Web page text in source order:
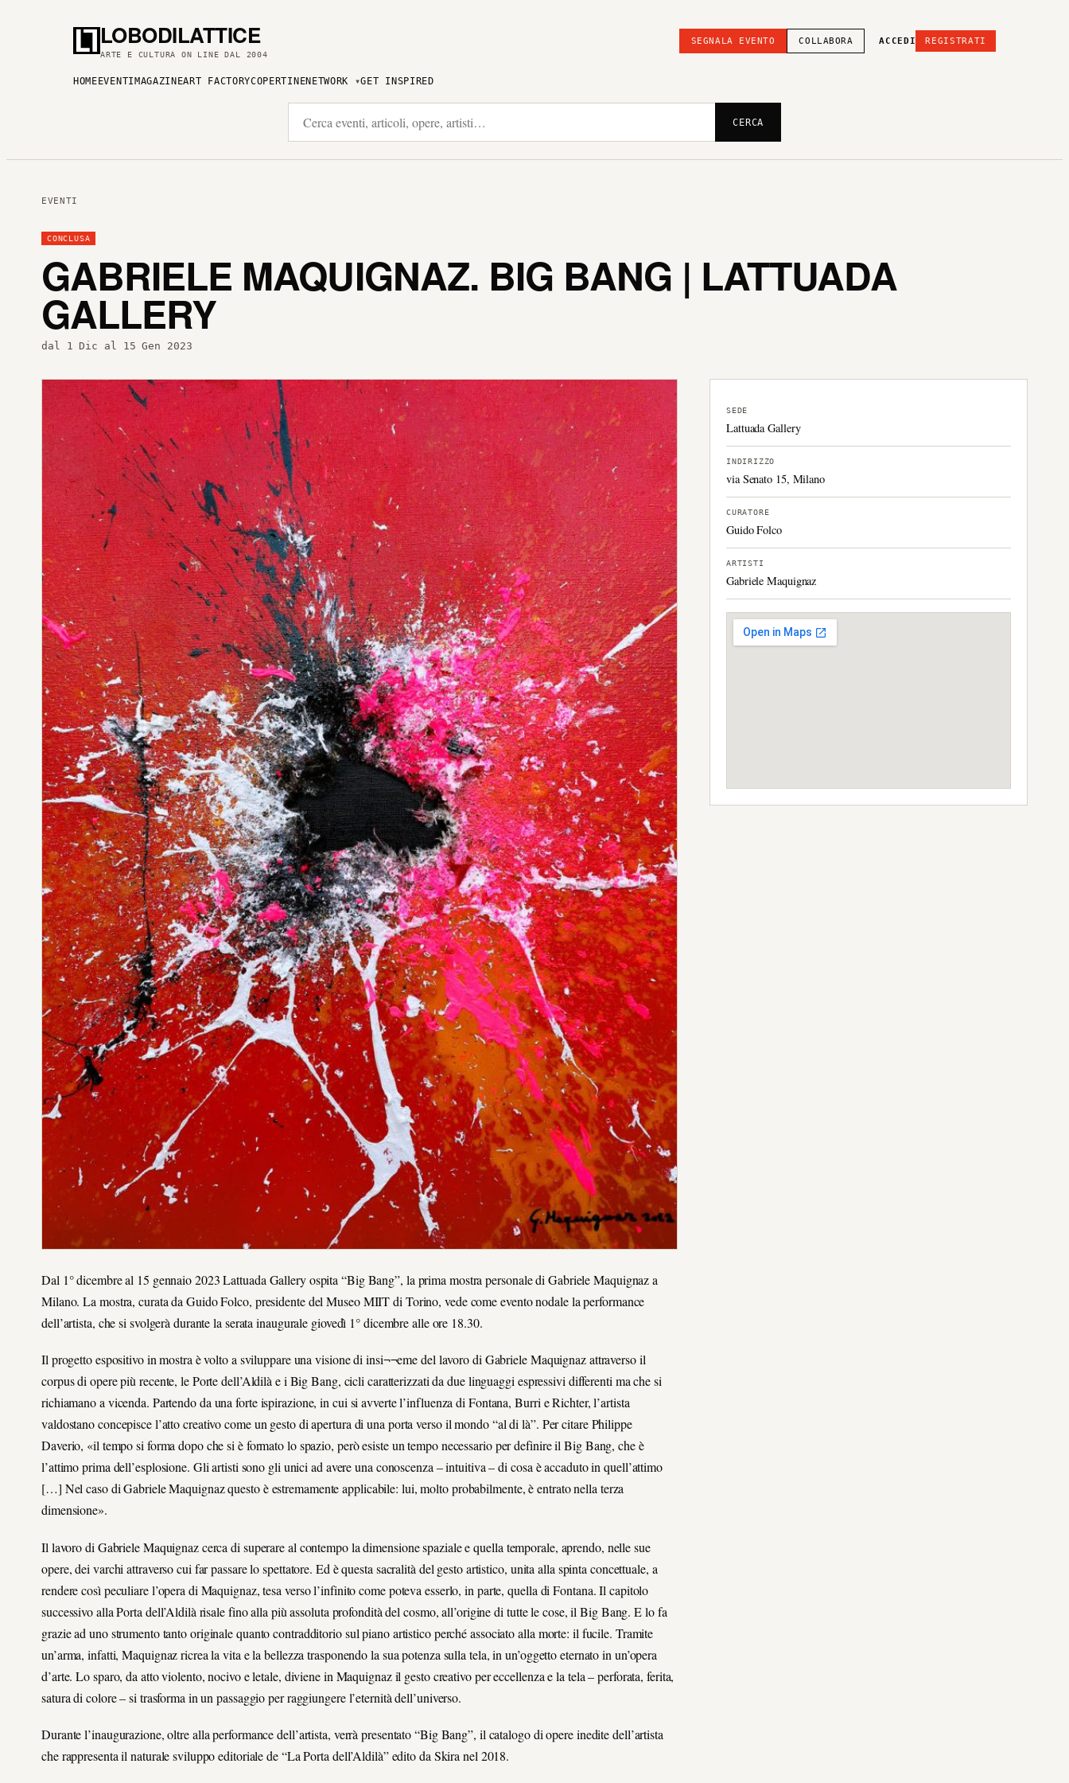
LOBODILATTICE
ARTE E CULTURA ON LINE DAL 2004
SEGNALA EVENTO COLLABORA ACCEDI REGISTRATI
HOME EVENTI MAGAZINEART FACTORYCOPERTINENETWORK GET INSPIRED
CERCA
EVENTI
CONCLUSA
GABRIELE MAQUIGNAZ. BIG BANG | LATTUADA
GALLERY
dal 1 Dic al 15 Gen 2023
Dal 1° dicembre al 15 gennaio 2023 Lattuada Gallery ospita “Big Bang”, la prima mostra personale di Gabriele Maquignaz a
Milano. La mostra, curata da Guido Folco, presidente del Museo MIIT di Torino, vede come evento nodale la performance
dell’artista, che si svolgerà durante la serata inaugurale giovedì 1° dicembre alle ore 18.30.
Il progetto espositivo in mostra è volto a sviluppare una visione di insi¬¬eme del lavoro di Gabriele Maquignaz attraverso il
corpus di opere più recente, le Porte dell’Aldilà e i Big Bang, cicli caratterizzati da due linguaggi espressivi differenti ma che si
richiamano a vicenda. Partendo da una forte ispirazione, in cui si avverte l’influenza di Fontana, Burri e Richter, l’artista
valdostano concepisce l’atto creativo come un gesto di apertura di una porta verso il mondo “al di là”. Per citare Philippe
Daverio, «il tempo si forma dopo che si è formato lo spazio, però esiste un tempo necessario per definire il Big Bang, che è
l’attimo prima dell’esplosione. Gli artisti sono gli unici ad avere una conoscenza – intuitiva – di cosa è accaduto in quell’attimo
[…] Nel caso di Gabriele Maquignaz questo è estremamente applicabile: lui, molto probabilmente, è entrato nella terza
dimensione».
Il lavoro di Gabriele Maquignaz cerca di superare al contempo la dimensione spaziale e quella temporale, aprendo, nelle sue
opere, dei varchi attraverso cui far passare lo spettatore. Ed è questa sacralità del gesto artistico, unita alla spinta concettuale, a
rendere così peculiare l’opera di Maquignaz, tesa verso l’infinito come poteva esserlo, in parte, quella di Fontana. Il capitolo
successivo alla Porta dell’Aldilà risale fino alla più assoluta profondità del cosmo, all’origine di tutte le cose, il Big Bang. E lo fa
grazie ad uno strumento tanto originale quanto contradditorio sul piano artistico perché associato alla morte: il fucile. Tramite
un’arma, infatti, Maquignaz ricrea la vita e la bellezza trasponendo la sua potenza sulla tela, in un’oggetto eternato in un’opera
d’arte. Lo sparo, da atto violento, nocivo e letale, diviene in Maquignaz il gesto creativo per eccellenza e la tela – perforata, ferita,
satura di colore – si trasforma in un passaggio per raggiungere l’eternità dell’universo.
Durante l’inaugurazione, oltre alla performance dell’artista, verrà presentato “Big Bang”, il catalogo di opere inedite dell’artista
che rappresenta il naturale sviluppo editoriale de “La Porta dell’Aldilà” edito da Skira nel 2018.
SEDE
Lattuada Gallery
INDIRIZZO
via Senato 15, Milano
CURATORE
Guido Folco
ARTISTI
Gabriele Maquignaz